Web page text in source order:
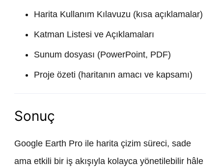
Harita Kullanım Kılavuzu (kısa açıklamalar)
Katman Listesi ve Açıklamaları
Sunum dosyası (PowerPoint, PDF)
Proje özeti (haritanın amacı ve kapsamı)
Sonuç
Google Earth Pro ile harita çizim süreci, sade
ama etkili bir iş akışıyla kolayca yönetilebilir hâle